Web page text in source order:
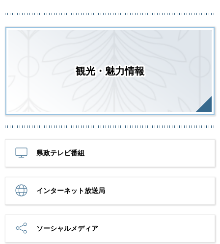
観光・魅力情報
県政テレビ番組
インターネット放送局
ソーシャルメディア